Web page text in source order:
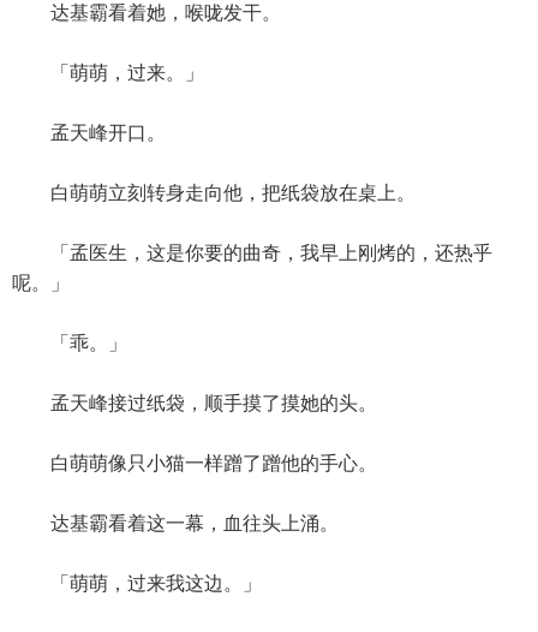
达基霸看着她，喉咙发干。
「萌萌，过来。」
孟天峰开口。
白萌萌立刻转身走向他，把纸袋放在桌上。
「孟医生，这是你要的曲奇，我早上刚烤的，还热乎
呢。」
「乖。」
孟天峰接过纸袋，顺手摸了摸她的头。
白萌萌像只小猫一样蹭了蹭他的手心。
达基霸看着这一幕，血往头上涌。
「萌萌，过来我这边。」